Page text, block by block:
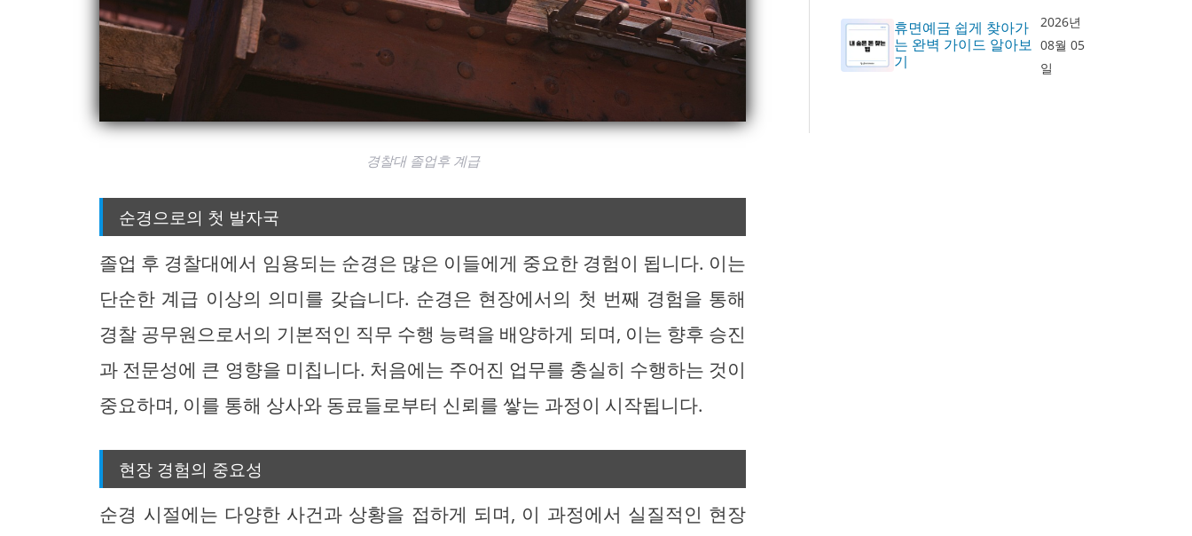
경찰대 졸업후 계급
순경으로의 첫 발자국
졸업 후 경찰대에서 임용되는 순경은 많은 이들에게 중요한 경험이 됩니다. 이는
단순한 계급 이상의 의미를 갖습니다. 순경은 현장에서의 첫 번째 경험을 통해
경찰 공무원으로서의 기본적인 직무 수행 능력을 배양하게 되며, 이는 향후 승진
과 전문성에 큰 영향을 미칩니다. 처음에는 주어진 업무를 충실히 수행하는 것이
중요하며, 이를 통해 상사와 동료들로부터 신뢰를 쌓는 과정이 시작됩니다.
현장 경험의 중요성
순경 시절에는 다양한 사건과 상황을 접하게 되며, 이 과정에서 실질적인 현장
휴면예금 쉽게 찾아가
는 완벽 가이드 알아보
기
2026년
08월 05
일